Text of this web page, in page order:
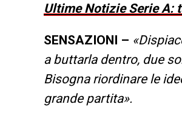
Ultime Notizie Serie A:
SENSAZIONI –
a buttarla dentro, due
Bisogna riordinare le
grande partita».